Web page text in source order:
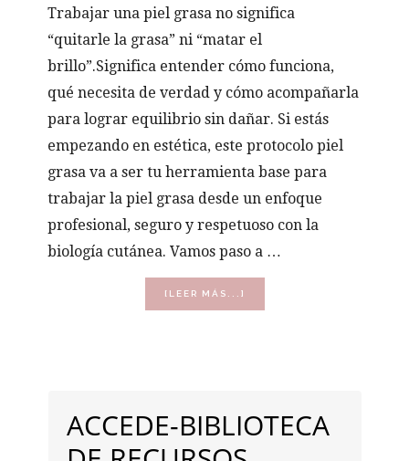
Trabajar una piel grasa no significa
“quitarle la grasa” ni “matar el
brillo”.Significa entender cómo funciona,
qué necesita de verdad y cómo acompañarla
para lograr equilibrio sin dañar. Si estás
empezando en estética, este protocolo piel
grasa va a ser tu herramienta base para
trabajar la piel grasa desde un enfoque
profesional, seguro y respetuoso con la
biología cutánea. Vamos paso a …
[LEER MÁS...]
DE
LATERAL
PRINCIPAL
ACCEDE-BIBLIOTECA